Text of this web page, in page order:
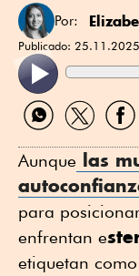
Por:
Publicado:
Compartir
por
Compartir
por
por
Aunque las
para
enfrentan e
etiquetan